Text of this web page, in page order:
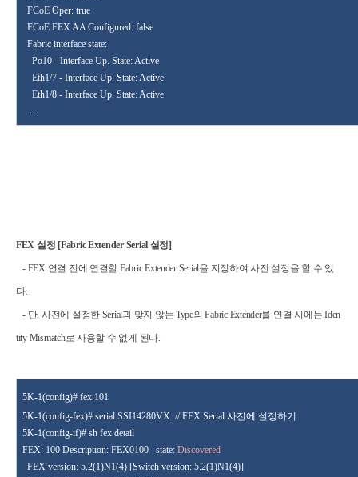
FCoE Oper: true
FCoE FEX AA Configured: false
Fabric interface state:
Po10 - Interface Up. State: Active
Eth1/7 - Interface Up. State: Active
Eth1/8 - Interface Up. State: Active
...
FEX 설정 [Fabric Extender Serial 설정]
- FEX 연결 전에 연결할 Fabric Extender Serial을 지정하여 사전 설정을 할 수 있
다.
- 단, 사전에 설정한 Serial과 맞지 않는Type의Fabric Extender를 연결 시에는Iden
tity Mismatch로 사용할 수 없게 된다.
5K-1(config)# fex 101
5K-1(config-fex)# serial SSI14280VX //FEX Serial 사전에 설정하기
5K-1(config-if)# sh fex detail
FEX: 100 Description: FEX0100
state: Discovered
FEX version: 5.2(1)N1(4) [Switch version: 5.2(1)N1(4)]